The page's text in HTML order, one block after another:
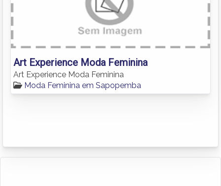
Art Experience Moda Feminina
Art Experience Moda Feminina
Moda Feminina em Sapopemba